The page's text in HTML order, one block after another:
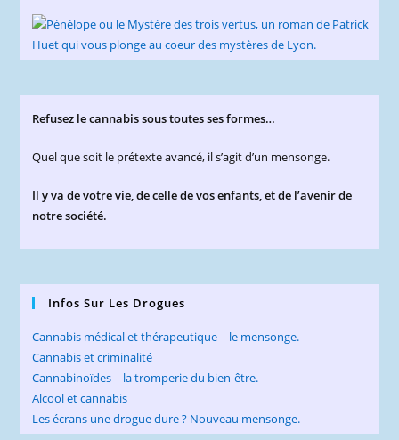
Refusez le cannabis sous toutes ses formes…
Quel que soit le prétexte avancé, il s’agit d’un mensonge.
Il y va de votre vie, de celle de vos enfants, et de l’avenir de
notre société.
Infos Sur Les Drogues
Cannabis médical et thérapeutique – le mensonge.
Cannabis et criminalité
Cannabinoïdes – la tromperie du bien-être.
Alcool et cannabis
Les écrans une drogue dure ? Nouveau mensonge.